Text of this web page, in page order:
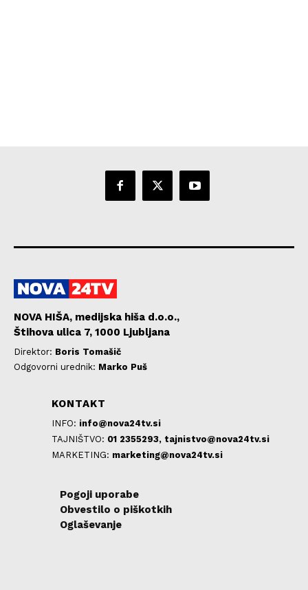
NOVA HIŠA, medijska hiša d.o.o.,
Štihova ulica 7, 1000 Ljubljana
Direktor: Boris Tomašič
Odgovorni urednik: Marko Puš
KONTAKT
INFO: info@nova24tv.si
TAJNIŠTVO: 01 2355293, tajnistvo@nova24tv.si
MARKETING: marketing@nova24tv.si
Pogoji uporabe
Obvestilo o piškotkih
Oglaševanje